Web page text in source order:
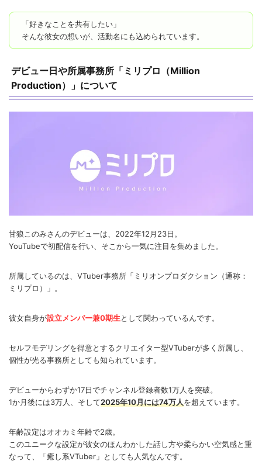
「好きなことを共有したい」
そんな彼女の想いが、活動名にも込められています。
デビュー日や所属事務所「ミリプロ（Million
Production）」について
甘狼このみさんのデビューは、2022年12月23日。
YouTubeで初配信を行い、そこから一気に注目を集めました。
所属しているのは、VTuber事務所「ミリオンプロダクション（通称：
ミリプロ）」。
彼女自身が設立メンバー兼0期生として関わっているんです。
セルフモデリングを得意とするクリエイター型VTuberが多く所属し、
個性が光る事務所としても知られています。
デビューからわずか17日でチャンネル登録者数1万人を突破。
1か月後には3万人、そして2025年10月には74万人を超えています。
年齢設定はオオカミ年齢で2歳。
このユニークな設定が彼女のほんわかした話し方や柔らかい空気感と重
なって、「癒し系VTuber」としても人気なんです。